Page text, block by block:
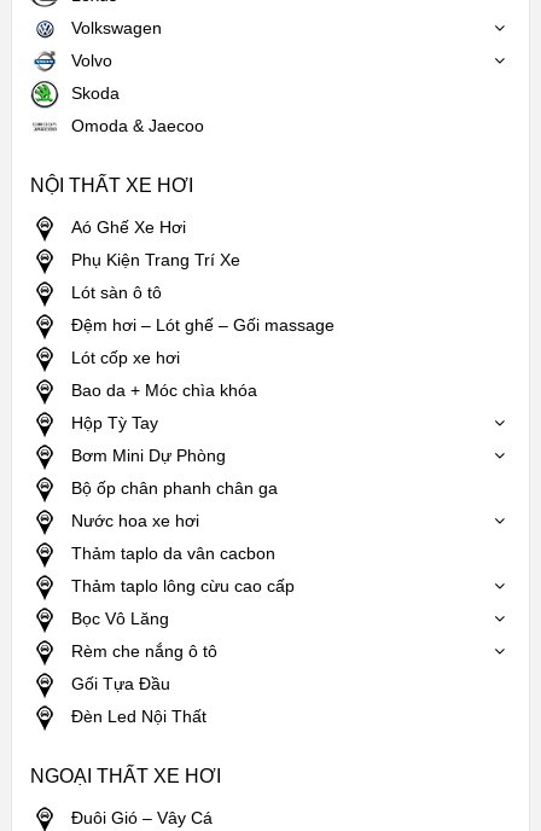
Volkswagen
Volvo
Skoda
Omoda & Jaecoo
NỘI THẤT XE HƠI
Aó Ghế Xe Hơi
Phụ Kiện Trang Trí Xe
Lót sàn ô tô
Đệm hơi – Lót ghế – Gối massage
Lót cốp xe hơi
Bao da + Móc chìa khóa
Hộp Tỳ Tay
Bơm Mini Dự Phòng
Bộ ốp chân phanh chân ga
Nước hoa xe hơi
Thảm taplo da vân cacbon
Thảm taplo lông cừu cao cấp
Bọc Vô Lăng
Rèm che nắng ô tô
Gối Tựa Đầu
Đèn Led Nội Thất
NGOẠI THẤT XE HƠI
Đuôi Gió – Vây Cá